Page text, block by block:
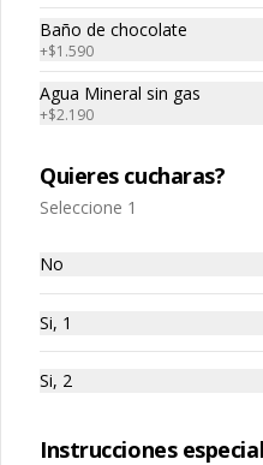
Conócenos
Franquicias
Encuéntranos
Política de privacidad
Redes sociales
Instagram
Baño de chocolate
+$1.590
Agua Mineral sin gas
+$2.190
Quieres cucharas?
Seleccione 1
No
Si, 1
Si, 2
Instrucciones